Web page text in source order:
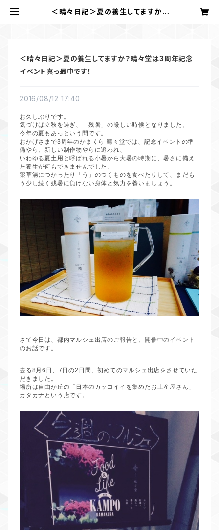
＜晴々日記＞夏の養生してますか？
＜晴々日記＞夏の養生してますか？晴々堂は3周年記念
イベント真っ最中です！
2016/08/12 17:40
お久しぶりです。
気づけば立秋を過ぎ、「残暑」の厳しい時候となりました。
今年の夏もあっという間です。
おかげさまで3 周年のかまくら 晴々堂では、記念イベントの準
備やら、新しい制作物やらに追われ、
いわゆる夏土用と呼ばれる小暑から大暑の時期に、暑さに備え
た養生が何もできませんでした。
薬草湯につかったり「う」のつくものを食べたりして、まだも
う少し続く残暑に負けない身体と気力を養いましょう。
さて今日は、都内マルシェ出店のご報告と、開催中のイベント
のお話です。
去る8 月6 日、 7 日の2 日間、初めてのマルシェ出店をさせていた
だきました。
場所は自由が丘の「日本のカッコイイを集めたお土産屋さん」
カタカナという店です。